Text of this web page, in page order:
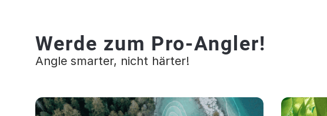
Werde zum Pro-Angler!
Angle smarter, nicht härter!